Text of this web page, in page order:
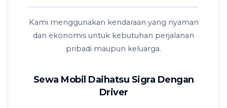
Kami menggunakan kendaraan yang nyaman
dan ekonomis untuk kebutuhan perjalanan
pribadi maupun keluarga.
Sewa Mobil Daihatsu Sigra Dengan
Driver